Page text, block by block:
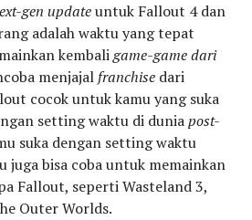
gen updateuntuk Fallout 4 dan
adalah waktu yang tepat
kembaligame-game dari
menjajal franchise dari
cocok untuk kamu yang suka
setting waktu di duniapost-
suka dengan setting waktu
juga bisa coba untuk memainkan
Fallout, seperti Wasteland 3,
Outer Worlds.